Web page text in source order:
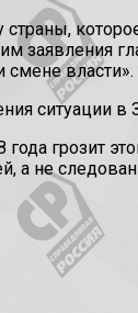
заявления
смене власти».
ситуации в
грозит
а не